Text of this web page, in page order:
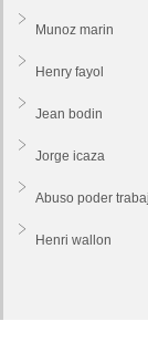
Munoz marin
Henry fayol
Jean bodin
Jorge icaza
Abuso poder
Henri wallon